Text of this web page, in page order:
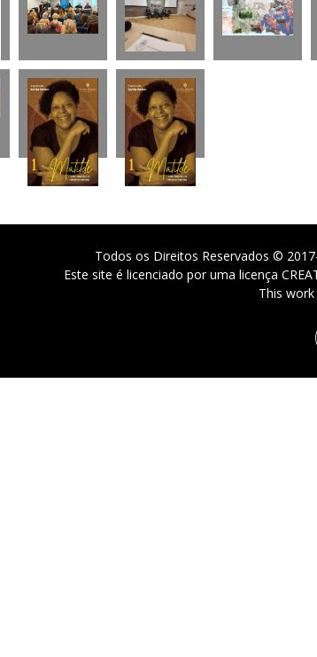
Todos os Direitos Reservados ©
Este site é licenciado por uma licença
This